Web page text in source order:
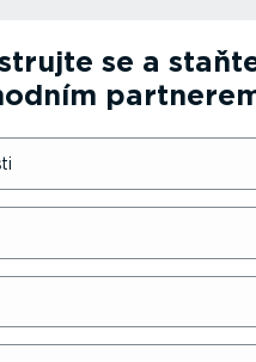
se a